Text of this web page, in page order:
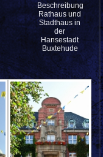
Beschreibung:
Rathaus und
Stadthaus in
der
Hansestadt
Buxtehude